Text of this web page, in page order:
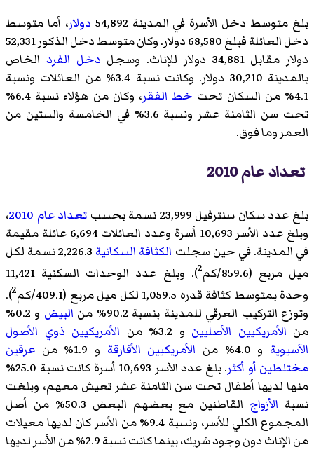
بلغ متوسط دخل الأسرة في المدينة 54,892 دولار، أما متوسط
دخل العائلة فبلغ 68,580 دولار. وكان متوسط دخل الذكور 52,331
دولار مقابل 34,881 دولار للإناث. وسجل
دخل الفرد الخاص
بالمدينة 30,210 دولار. وكانت نسبة 3.4% من العائلات ونسبة
4.1% من السكان تحت
خط الفقر
، وكان من هؤلاء نسبة 6.4%
تحت سن الثامنة عشر ونسبة 3.6% في الخامسة والستين من
العمر وما فوق.
تعداد عام 2010
بلغ عدد سكان سنترفيل 23,999 نسمة بحسب تعداد عام 2010
،
وبلغ عدد الأسر 10,693 أسرة وعدد العائلات 6,694 عائلة مقيمة
في المدينة. في حين سجلت الكثافة السكانية
2,226.3 نسمة لكل
ميل مربع (859.6/كم
2
). وبلغ عدد الوحدات السكنية 11,421
وحدة بمتوسط كثافة قدره 1,059.5 لكل ميل مربع (409.1/كم
2
).
وتوزع التركيب العرقي للمدينة بنسبة 90.2% من
البيض
و 0.2%
من الأمريكيين الأصليين و 3.2% من
الأمريكيين ذوي الأصول
الآسيوية و 4.0% من الأمريكيين الأفارقة و 1.9% من
عرقين
مختلطين أو أكثر
. بلغ عدد الأسر 10,693 أسرة كانت نسبة 25.0%
منها لديها أطفال تحت سن الثامنة عشر تعيش معهم، وبلغت
نسبة الأزواج
القاطنين مع بعضهم البعض 50.3% من أصل
المجموع الكلي للأسر، ونسبة 9.4% من الأسر كان لديها معيلات
من الإناث دون وجود شريك، بينما كانت نسبة 2.9% من الأسر لديها